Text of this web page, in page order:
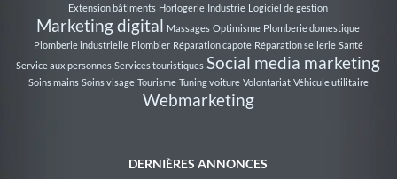
Extension bâtiments Horlogerie Industrie Logiciel de gestion
Marketing digital Massages Optimisme Plomberie domestique
Plomberie industrielle Plombier Réparation capote Réparation sellerie Santé
Service aux personnes Services touristiques Social media marketing
Soins mains Soins visage Tourisme Tuning voiture Volontariat Véhicule utilitaire
Webmarketing
DERNIÈRES ANNONCES